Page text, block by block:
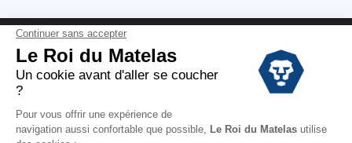
Conditions des offres
Black Friday
Destockage
Conditions Générales de vente magasin